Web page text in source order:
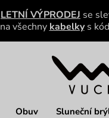
LETNÍ VÝPRODEJ se
na všechny kabelky s
Obuv Sluneční